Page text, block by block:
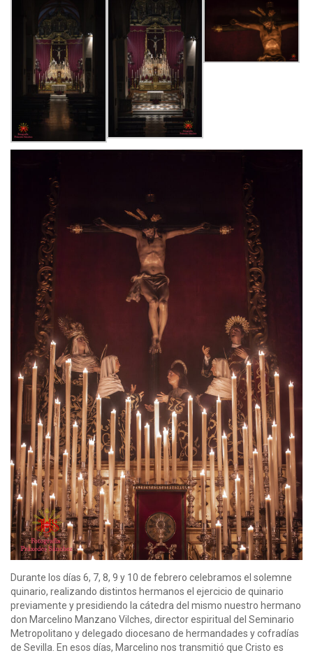
Durante los días 6, 7, 8, 9 y 10 de febrero celebramos el solemne
quinario, realizando distintos hermanos el ejercicio de quinario
previamente y presidiendo la cátedra del mismo nuestro hermano
don Marcelino Manzano Vilches, director espiritual del Seminario
Metropolitano y delegado diocesano de hermandades y cofradías
de Sevilla. En esos días, Marcelino nos transmitió que Cristo es